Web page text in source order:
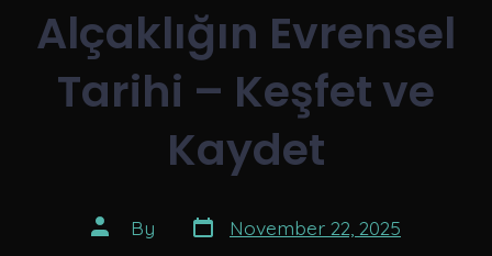
Alçaklığın Evrensel
Tarihi – Keşfet ve
Kaydet
Post
author
By Post
date
November 22, 2025